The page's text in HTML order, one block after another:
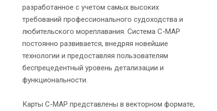
разработанное с учетом самых высоких
требований профессионального судоходства и
любительского мореплавания. Система C-MAP
постоянно развивается, внедряя новейшие
технологии и предоставляя пользователям
беспрецедентный уровень детализации и
функциональности.
Карты C-MAP представлены в векторном формате,